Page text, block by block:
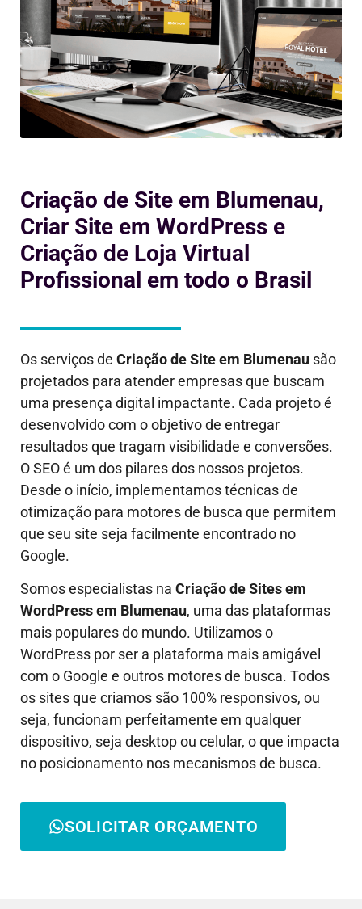
Criação de Site em Blumenau,
Criar Site em WordPress e
Criação de Loja Virtual
Profissional em todo o Brasil
Os serviços de Criação de Site em Blumenau são
projetados para atender empresas que buscam
uma presença digital impactante. Cada projeto é
desenvolvido com o objetivo de entregar
resultados que tragam visibilidade e conversões.
O SEO é um dos pilares dos nossos projetos.
Desde o início, implementamos técnicas de
otimização para motores de busca que permitem
que seu site seja facilmente encontrado no
Google.
Somos especialistas na Criação de Sites em
WordPress em Blumenau, uma das plataformas
mais populares do mundo. Utilizamos o
WordPress por ser a plataforma mais amigável
com o Google e outros motores de busca. Todos
os sites que criamos são 100% responsivos, ou
seja, funcionam perfeitamente em qualquer
dispositivo, seja desktop ou celular, o que impacta
no posicionamento nos mecanismos de busca.
SOLICITAR ORÇAMENTO